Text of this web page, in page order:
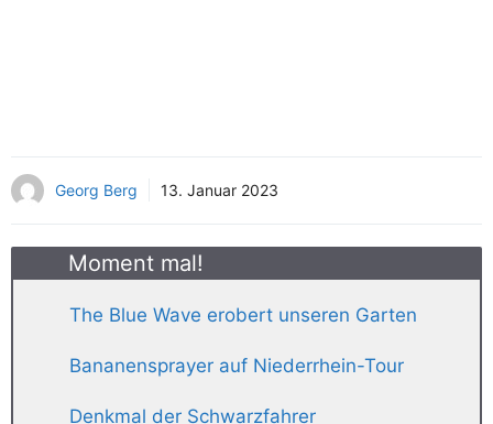
Georg Berg 13. Januar 2023
Moment mal!
The Blue Wave erobert unseren Garten
Bananensprayer auf Niederrhein-Tour
Denkmal der Schwarzfahrer